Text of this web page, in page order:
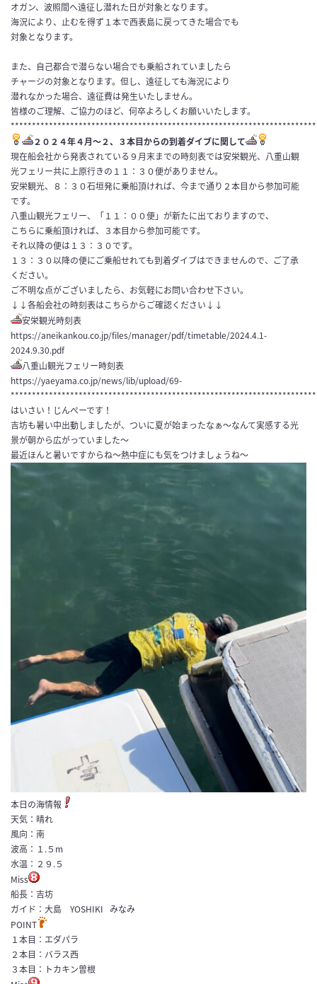
オガン、波照間へ遠征し潜れた日が対象となります。
海況により、止むを得ず１本で西表島に戻ってきた場合でも
対象となります。
また、自己都合で潜らない場合でも乗船されていましたら
チャージの対象となります。但し、遠征しても海況により
潜れなかった場合、遠征費は発生いたしません。
皆様のご理解、ご協力のほど、何卒よろしくお願いいたします。
２０２４年４月〜２、３本目からの到着ダイブに関して
現在船会社から発表されている９月末までの時刻表では安栄観光、八重山観
光フェリー共に上原行きの１１：３０便がありません。
安栄観光、８：３０石垣発に乗船頂ければ、今まで通り２本目から参加可能
です。
八重山観光フェリー、「１１：００便」が新たに出ておりますので、
こちらに乗船頂ければ、３本目から参加可能です。
それ以降の便は１３：３０です。
１３：３０以降の便にご乗船せれても到着ダイブはできませんので、ご了承
ください。
ご不明な点がございましたら、お気軽にお問い合わせ下さい。
↓↓各船会社の時刻表はこちらからご確認ください↓↓
安栄観光時刻表
https://aneikankou.co.jp/files/manager/pdf/timetable/2024.4.1-
2024.9.30.pdf
八重山観光フェリー時刻表
https://yaeyama.co.jp/news/lib/upload/69-
はいさい！じんぺーです！
吉坊も暑い中出動しましたが、ついに夏が始まったなぁ〜なんて実感する光
景が朝から広がっていました〜
最近ほんと暑いですからね〜熱中症にも気をつけましょうね〜
本日の海情報
天気：晴れ
風向：南
波高：１.５m
水温：２９.５
Miss
船長：吉坊
ガイド：大島 YOSHIKI みなみ
POINT
１本目：エダパラ
２本目：バラス西
３本目：トカキン曽根